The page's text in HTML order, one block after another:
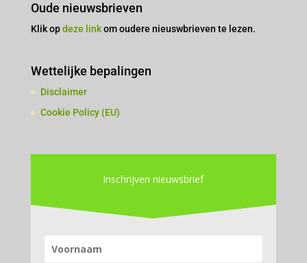
Oude nieuwsbrieven
Klik opdeze linkom oudere nieuswbrieven te lezen.
Wettelijke bepalingen
Disclaimer
Cookie Policy (EU)
Inschrijven nieuwsbrief